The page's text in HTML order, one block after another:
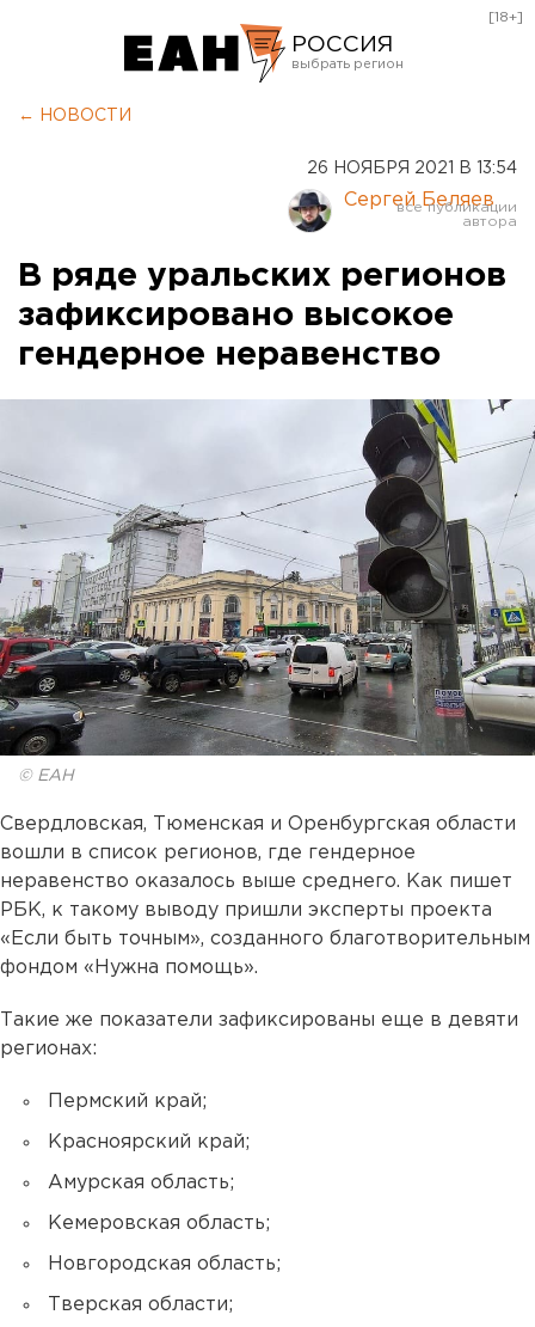
РОССИЯ
Курган
Оренбург
[18+]
← НОВОСТИ
26 НОЯБРЯ 2021 В 13:54
Сергей Беляев
В ряде уральских регионов
зафиксировано высокое
гендерное неравенство
© ЕАН
Свердловская, Тюменская и Оренбургская области
вошли в список регионов, где гендерное
неравенство оказалось выше среднего. Как пишет
РБК, к такому выводу пришли эксперты проекта
«Если быть точным», созданного благотворительным
фондом «Нужна помощь».
Такие же показатели зафиксированы еще в девяти
регионах:
Пермский край;
Красноярский край;
Амурская область;
Кемеровская область;
Новгородская область;
Тверская области;